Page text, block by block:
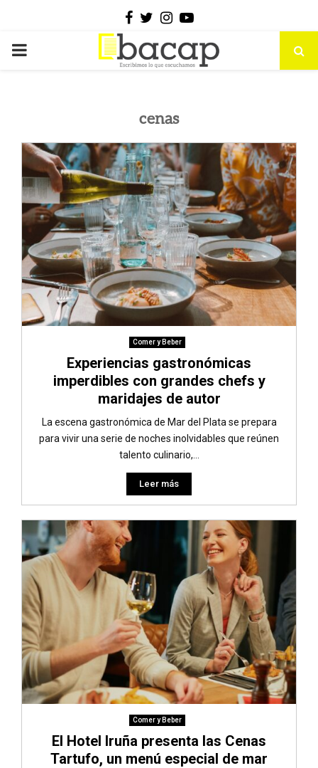
Facebook
Twitter
Instagram
Youtube
PRIMARY
cenas
Comer y Beber
Experiencias gastronómicas
imperdibles con grandes chefs y
maridajes de autor
La escena gastronómica de Mar del Plata se prepara
para vivir una serie de noches inolvidables que reúnen
talento culinario,...
Leer más
Comer y Beber
El Hotel Iruña presenta las Cenas
Tartufo, un menú especial de mar